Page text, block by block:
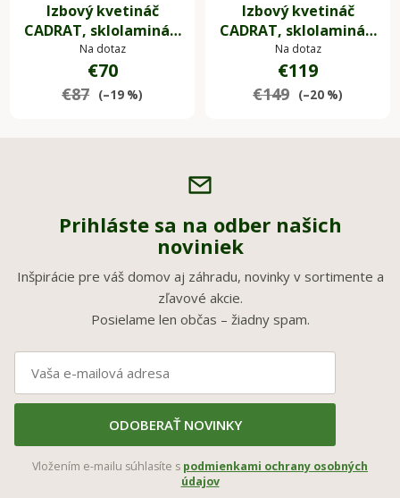
Izbový kvetináč
CADRAT, sklolaminát,
30x30x30 cm, antracit
Na dotaz
€70
€87 (–19 %)
Izbový kvetináč
CADRAT, sklolaminát,
40x40x40 cm, antracit
Na dotaz
€119
€149 (–20 %)
Prihláste sa na odber našich
noviniek
Inšpirácie pre váš domov aj záhradu, novinky v sortimente a
zľavové akcie.
Posielame len občas – žiadny spam.
ODOBERAŤ NOVINKY
Vložením e-mailu súhlasíte s podmienkami ochrany osobných
údajov